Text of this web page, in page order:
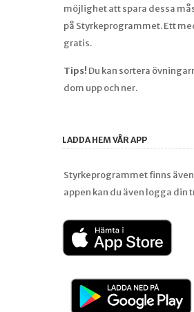
möjlighet att spara dessa
på Styrkeprogrammet. Ett
gratis.
Tips! Du kan sortera
dom upp och ner.
LADDA HEM VÅR APP
Styrkeprogrammet finns
appen kan du även logga din